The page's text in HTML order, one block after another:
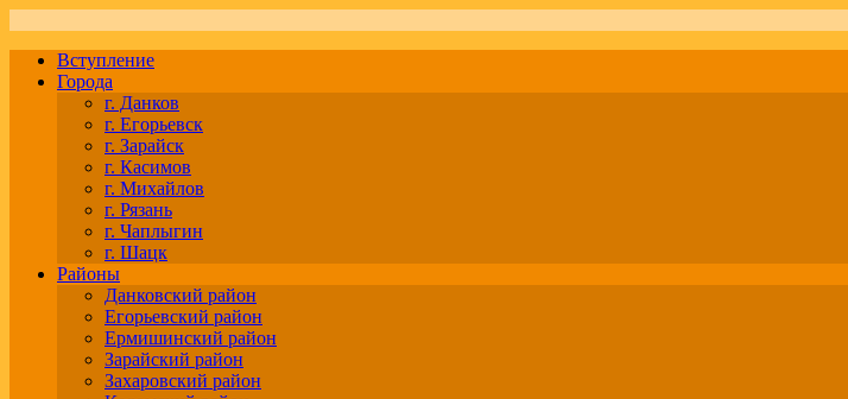
Вступление
Города
г. Данков
г. Егорьевск
г. Зарайск
г. Касимов
г. Михайлов
г. Рязань
г. Чаплыгин
г. Шацк
Районы
Данковский район
Егорьевский район
Ермишинский район
Зарайский район
Захаровский район